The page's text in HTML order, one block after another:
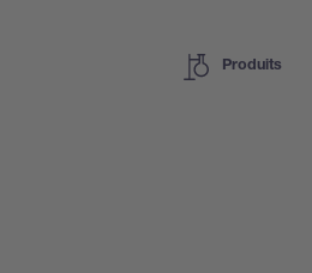
Produits